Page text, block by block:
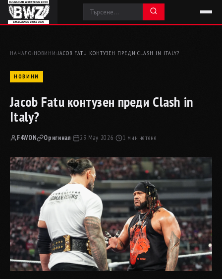
НАЧАЛО› НОВИНИ ›JACOB FATU КОНТУЗЕН ПРЕДИ CLASH IN ITALY?
НОВИНИ
Jacob Fatu контузен преди Clash in
Italy?
F4WON Оригинал· 29 May 2026· 1 мин четене